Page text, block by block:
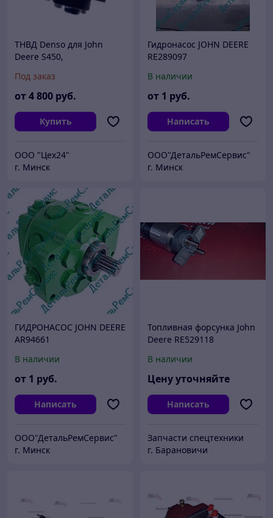
ТНВД Denso для John
Deere S450,
0-0065
Под заказ
от4 800 руб.
Купить
ООО "Цех24"
г. Минск
Гидронасос JOHN DEERE
RE289097
3717/PG201104)
В наличии
от 1 руб.
Написать
ООО"ДетальРемСервис"
г. Минск
ГИДРОНАСОС JOHN DEERE
AR94661
В наличии
от 1 руб.
Написать
ООО"ДетальРемСервис"
г. Минск
Топливная форсунка John
Deere RE529118
095000-880
(095000880),095000-6490
(095000649)
В наличии
Цену уточняйте
Написать
Запчасти спецтехники
г. Барановичи